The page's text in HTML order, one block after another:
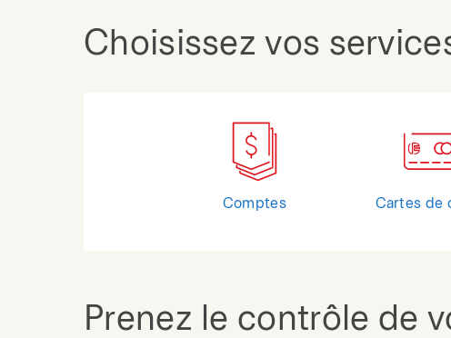
Choisissez vos
Comptes Cartes de
Prenez le contrôle de